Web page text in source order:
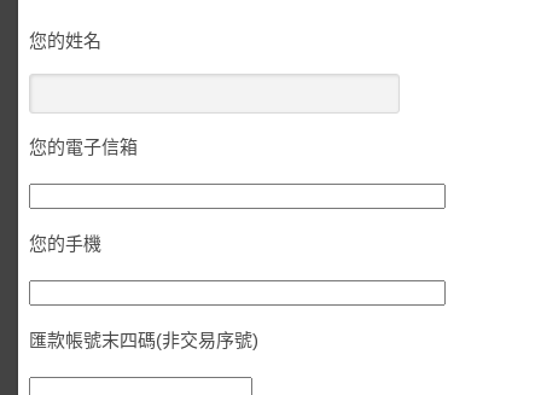
您的姓名
您的電子信箱
您的手機
匯款帳號末四碼(非交易序號)